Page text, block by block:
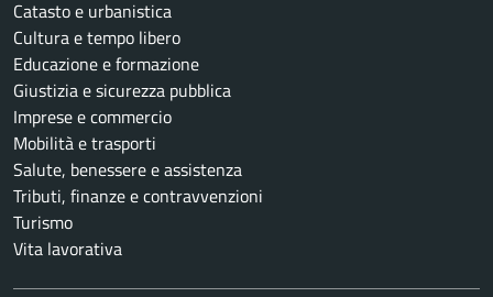
Catasto e urbanistica
Cultura e tempo libero
Educazione e formazione
Giustizia e sicurezza pubblica
Imprese e commercio
Mobilità e trasporti
Salute, benessere e assistenza
Tributi, finanze e contravvenzioni
Turismo
Vita lavorativa